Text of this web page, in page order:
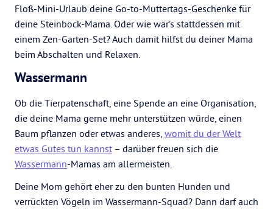
Floß-Mini-Urlaub deine Go-to-Muttertags-Geschenke für
deine Steinbock-Mama. Oder wie wär’s stattdessen mit
einem Zen-Garten-Set? Auch damit hilfst du deiner Mama
beim Abschalten und Relaxen.
Wassermann
Ob die Tierpatenschaft, eine Spende an eine Organisation,
die deine Mama gerne mehr unterstützen würde, einen
Baum pflanzen oder etwas anderes, womit du der Welt
etwas Gutes tun kannst – darüber freuen sich die
Wassermann-Mamas am allermeisten.
Deine Mom gehört eher zu den bunten Hunden und
verrückten Vögeln im Wassermann-Squad? Dann darf auch